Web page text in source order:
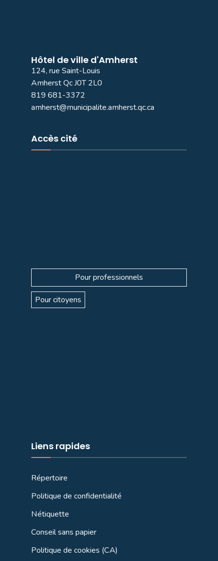
Hôtel de ville d'Amherst
124, rue Saint-Louis
Amherst Qc J0T 2L0
819 681-3372
amherst@municipalite.amherst.qc.ca
Accès cité
Pour professionnels
Pour citoyens
Liens rapides
Répertoire
Politique de confidentialité
Nétiquette
Conseil sans papier
Politique de cookies (CA)